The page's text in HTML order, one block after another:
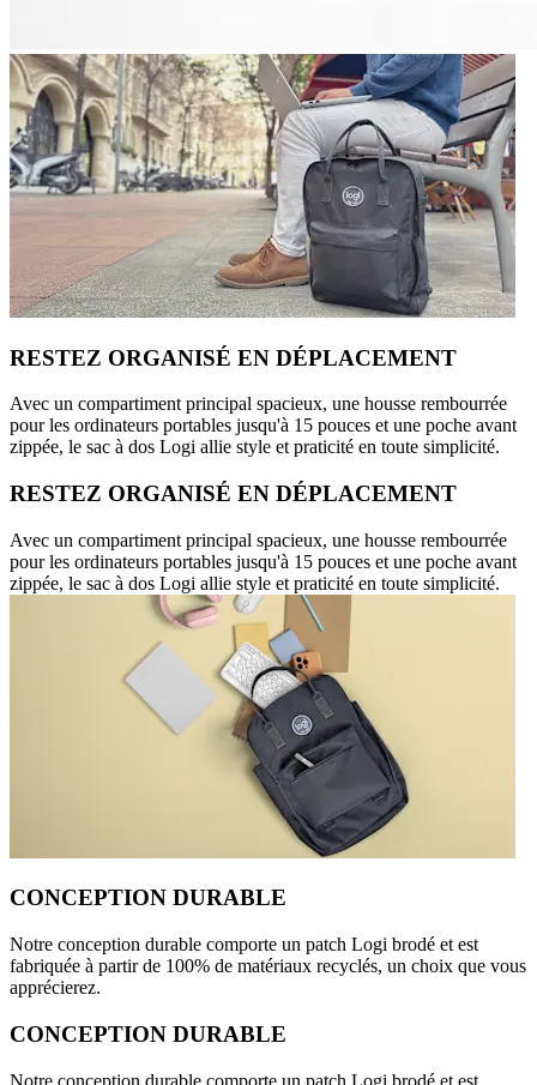
RESTEZ ORGANISÉ EN DÉPLACEMENT
Avec un compartiment principal spacieux, une housse rembourrée
pour les ordinateurs portables jusqu'à 15 pouces et une poche avant
zippée, le sac à dos Logi allie style et praticité en toute simplicité.
RESTEZ ORGANISÉ EN DÉPLACEMENT
Avec un compartiment principal spacieux, une housse rembourrée
pour les ordinateurs portables jusqu'à 15 pouces et une poche avant
zippée, le sac à dos Logi allie style et praticité en toute simplicité.
CONCEPTION DURABLE
Notre conception durable comporte un patch Logi brodé et est
fabriquée à partir de 100% de matériaux recyclés, un choix que vous
apprécierez.
CONCEPTION DURABLE
Notre conception durable comporte un patch Logi brodé et est